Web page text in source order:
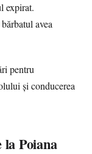
expirat.
avea
pentru
și conducerea
Poiana